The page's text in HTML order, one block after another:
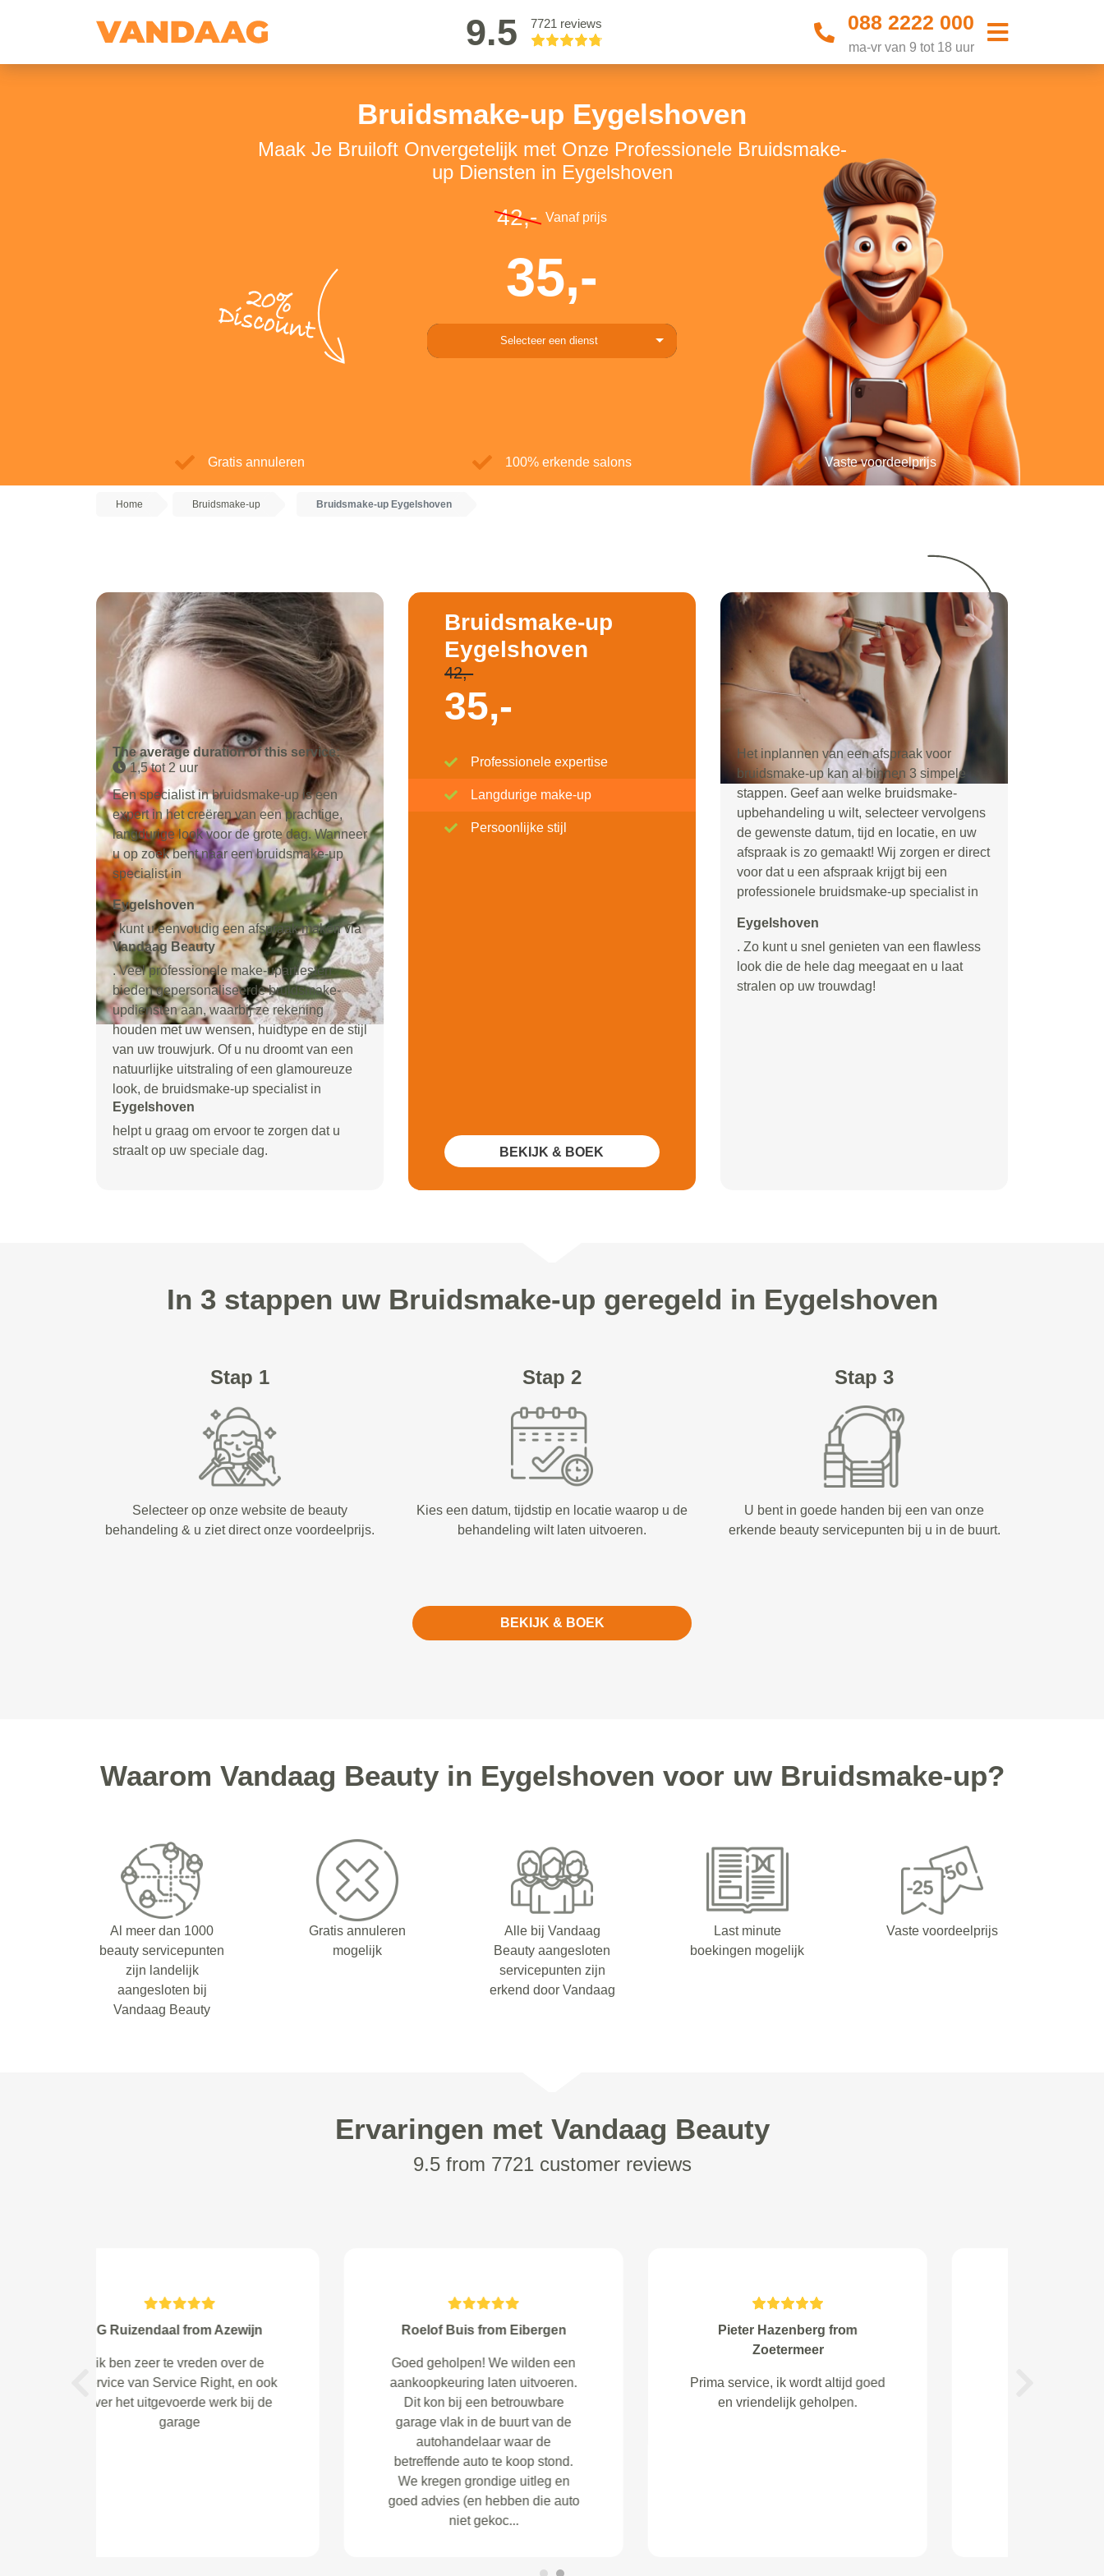
9.5 7721 reviews 088 2222 000
ma-vr van 9 tot 18 uur
Bruidsmake-up Eygelshoven
Maak Je Bruiloft Onvergetelijk met Onze Professionele Bruidsmake-
up Diensten in Eygelshoven
20%
Discount
42,- Vanaf prijs
35,-
Selecteer een dienst
Gratis annuleren 100% erkende salons Vaste voordeelprijs
Home Bruidsmake-up Bruidsmake-up Eygelshoven
The average duration of this service:
1,5 tot 2 uur
Een specialist in bruidsmake-up is een
expert in het creëren van een prachtige,
langdurige look voor de grote dag. Wanneer
u op zoek bent naar een bruidsmake-up
specialist in
Eygelshoven
, kunt u eenvoudig een afspraak maken via
Vandaag Beauty
. Veel professionele make-upartiesten
bieden gepersonaliseerde bruidsmake-
updiensten aan, waarbij ze rekening
houden met uw wensen, huidtype en de stijl
van uw trouwjurk. Of u nu droomt van een
natuurlijke uitstraling of een glamoureuze
look, de bruidsmake-up specialist in
Eygelshoven
helpt u graag om ervoor te zorgen dat u
straalt op uw speciale dag.
Bruidsmake-up
Eygelshoven
42,-
35,-
Professionele expertise
Langdurige make-up
Persoonlijke stijl
BEKIJK & BOEK
Het inplannen van een afspraak voor
bruidsmake-up kan al binnen 3 simpele
stappen. Geef aan welke bruidsmake-
upbehandeling u wilt, selecteer vervolgens
de gewenste datum, tijd en locatie, en uw
afspraak is zo gemaakt! Wij zorgen er direct
voor dat u een afspraak krijgt bij een
professionele bruidsmake-up specialist in
Eygelshoven
. Zo kunt u snel genieten van een flawless
look die de hele dag meegaat en u laat
stralen op uw trouwdag!
In 3 stappen uw Bruidsmake-up geregeld in Eygelshoven
Stap 1
Selecteer op onze website de beauty
behandeling & u ziet direct onze voordeelprijs.
Stap 2
Kies een datum, tijdstip en locatie waarop u de
behandeling wilt laten uitvoeren.
Stap 3
U bent in goede handen bij een van onze
erkende beauty servicepunten bij u in de buurt.
BEKIJK & BOEK
Waarom Vandaag Beauty in Eygelshoven voor uw Bruidsmake-up?
Al meer dan 1000
beauty servicepunten
zijn landelijk
aangesloten bij
Vandaag Beauty
Gratis annuleren
mogelijk
Alle bij Vandaag
Beauty aangesloten
servicepunten zijn
erkend door Vandaag
Last minute
boekingen mogelijk
Vaste voordeelprijs
Ervaringen met Vandaag Beauty
9.5 from 7721 customer reviews
Pieter Hazenberg from
Prima service, ik wordt altijd goed
en vriendelijk geholpen.
R Ellens from Amstelveen
Alles goed geregeld ?
Simone Dijkstra from
Previous